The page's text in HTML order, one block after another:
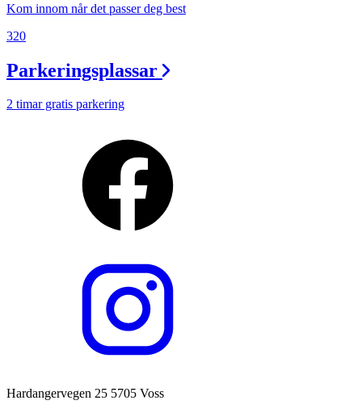
Kom innom når det passer deg best
320
Parkeringsplassar
2 timar gratis parkering
Hardangervegen 25 5705 Voss